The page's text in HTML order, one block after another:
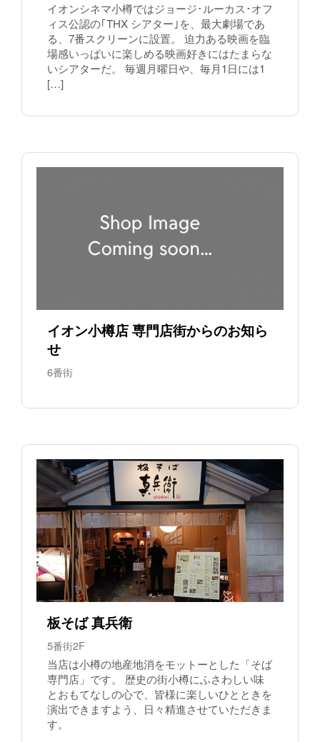
イオンシネマ小樽ではジョージ･ルーカス･オフ
ィス公認の｢THX シアター｣を、最大劇場であ
る、7番スクリーンに設置。 迫力ある映画を臨
場感いっぱいに楽しめる映画好きにはたまらな
いシアターだ。 毎週月曜日や、毎月1日には1
[…]
イオン小樽店 専門店街からのお知ら
せ
6番街
板そば 真兵衛
5番街2F
当店は小樽の地産地消をモットーとした「そば
専門店」です。 歴史の街小樽にふさわしい味
とおもてなしの心で、皆様に楽しいひとときを
演出できますよう、日々精進させていただきま
す。